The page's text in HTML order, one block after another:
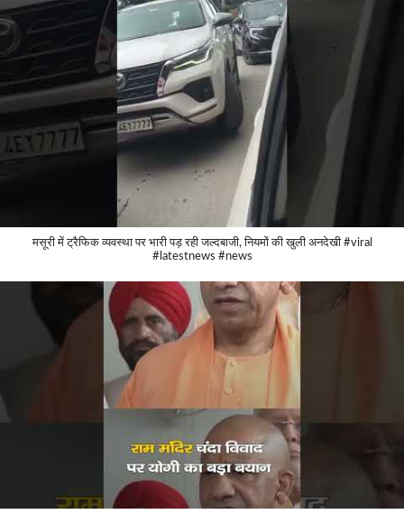
मसूरी में ट्रैफिक व्यवस्था पर भारी पड़ रही जल्दबाजी, नियमों की खुली अनदेखी #viral
#latestnews #news